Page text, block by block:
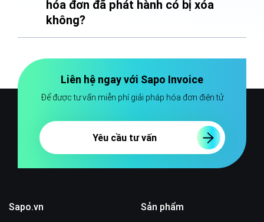
hóa đơn đã phát hành có bị xóa
không?
Liên hệ ngay với Sapo Invoice
Để được tư vấn miễn phí giải pháp hóa đơn điện tử
Yêu cầu tư vấn
Sapo.vn Sản phẩm